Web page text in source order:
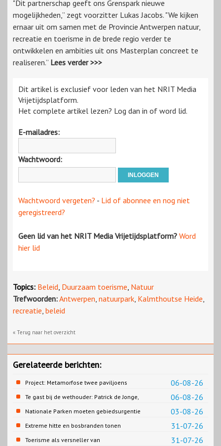
"Dit partnerschap geeft ons Grenspark nieuwe
mogelijkheden,” zegt voorzitter Lukas Jacobs. "We kijken
ernaar uit om samen met de Provincie Antwerpen natuur,
recreatie en toerisme in de brede regio verder te
ontwikkelen en ambities uit ons Masterplan concreet te
realiseren.” Lees verder >>>
Dit artikel is exclusief voor leden van het NRIT Media
Vrijetijdsplatform.
Het complete artikel lezen? Log dan in of word lid.
E-mailadres:
Wachtwoord:
Wachtwoord vergeten? - Lid of abonnee en nog niet
geregistreerd?
Geen lid van het NRIT Media Vrijetijdsplatform? Word
hier lid
Topics: Beleid, Duurzaam toerisme, Natuur
Trefwoorden:Antwerpen, natuurpark, Kalmthoutse Heide,
recreatie, beleid
« Terug naar het overzicht
Gerelateerde berichten:
06-08-26
Project: Metamorfose twee paviljoens
Biesbosch MuseumEiland
06-08-26
Te gast bij de wethouder: Patrick de Jonge,
Gemeente Emmen
03-08-26
Nationale Parken moeten gebiedsurgentie
en beleidsurgentie verbinden
31-07-26
Extreme hitte en bosbranden tonen
noodzaak snellere verduurzaming
31-07-26
Toerisme als versneller van